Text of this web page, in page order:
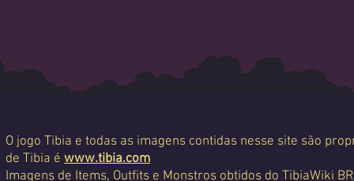
O jogo Tibia e todas as imagens contidas nesse site são
de Tibia é www.tibia.com
Imagens de Items, Outfits e Monstros obtidos do TibiaWiki